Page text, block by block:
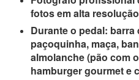
fotos em alta
Durante o pedal:
paçoquinha, maça,
almolanche (pão com
hamburger gourmet e